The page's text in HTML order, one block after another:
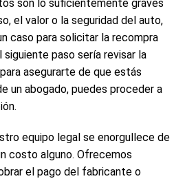
son lo suficientemente graves
el valor o la seguridad del auto,
caso para solicitar la recompra
siguiente paso sería revisar la
asegurarte de que estás
un abogado, puedes proceder a
equipo legal se enorgullece de
costo alguno. Ofrecemos
el pago del fabricante o